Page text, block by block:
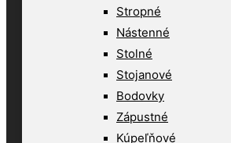
Stropné
Nástenné
Stolné
Stojanové
Bodovky
Zápustné
Kúpeľňové